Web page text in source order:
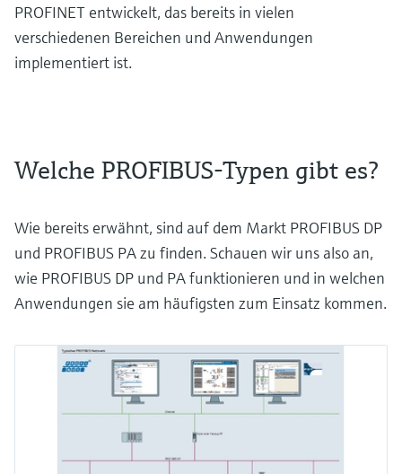
PROFINET entwickelt, das bereits in vielen
verschiedenen Bereichen und Anwendungen
implementiert ist.
Welche PROFIBUS-Typen gibt es?
Wie bereits erwähnt, sind auf dem Markt PROFIBUS DP
und PROFIBUS PA zu finden. Schauen wir uns also an,
wie PROFIBUS DP und PA funktionieren und in welchen
Anwendungen sie am häufigsten zum Einsatz kommen.